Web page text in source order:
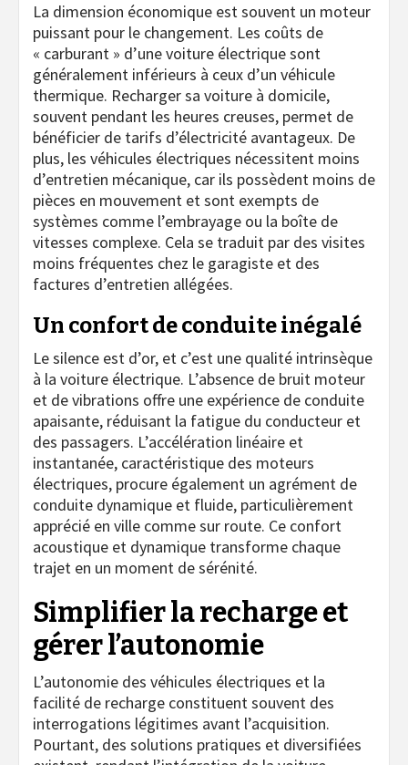
La dimension économique est souvent un moteur
puissant pour le changement. Les coûts de
« carburant » d’une voiture électrique sont
généralement inférieurs à ceux d’un véhicule
thermique. Recharger sa voiture à domicile,
souvent pendant les heures creuses, permet de
bénéficier de tarifs d’électricité avantageux. De
plus, les véhicules électriques nécessitent moins
d’entretien mécanique, car ils possèdent moins de
pièces en mouvement et sont exempts de
systèmes comme l’embrayage ou la boîte de
vitesses complexe. Cela se traduit par des visites
moins fréquentes chez le garagiste et des
factures d’entretien allégées.
Un confort de conduite inégalé
Le silence est d’or, et c’est une qualité intrinsèque
à la voiture électrique. L’absence de bruit moteur
et de vibrations offre une expérience de conduite
apaisante, réduisant la fatigue du conducteur et
des passagers. L’accélération linéaire et
instantanée, caractéristique des moteurs
électriques, procure également un agrément de
conduite dynamique et fluide, particulièrement
apprécié en ville comme sur route. Ce confort
acoustique et dynamique transforme chaque
trajet en un moment de sérénité.
Simplifier la recharge et
gérer l’autonomie
L’autonomie des véhicules électriques et la
facilité de recharge constituent souvent des
interrogations légitimes avant l’acquisition.
Pourtant, des solutions pratiques et diversifiées